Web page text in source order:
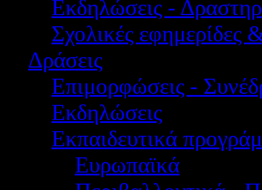
Εκδηλώσεις -
Σχολικές εφημερίδες
Δράσεις
Επιμορφώσεις -
Εκδηλώσεις
Εκπαιδευτικά
Ευρωπαϊκά